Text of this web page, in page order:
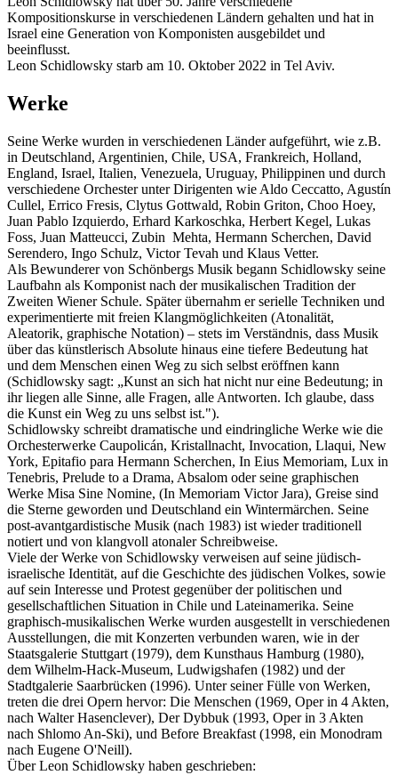
Kompositionskurse in verschiedenen Ländern gehalten und hat in
Israel eine Generation von Komponisten ausgebildet und
beeinflusst.
Leon Schidlowsky starb am 10. Oktober 2022 in Tel Aviv.
Werke
Seine Werke wurden in verschiedenen Länder aufgeführt, wie z.B.
in Deutschland, Argentinien, Chile, USA, Frankreich, Holland,
England, Israel, Italien, Venezuela, Uruguay, Philippinen und durch
verschiedene Orchester unter Dirigenten wie Aldo Ceccatto, Agustín
Cullel, Errico Fresis, Clytus Gottwald, Robin Griton, Choo Hoey,
Juan Pablo Izquierdo, Erhard Karkoschka, Herbert Kegel, Lukas
Foss, Juan Matteucci, Zubin Mehta, Hermann Scherchen, David
Serendero, Ingo Schulz, Victor Tevah und Klaus Vetter.
Als Bewunderer von Schönbergs Musik begann Schidlowsky seine
Laufbahn als Komponist nach der musikalischen Tradition der
Zweiten Wiener Schule. Später übernahm er serielle Techniken und
experimentierte mit freien Klangmöglichkeiten (Atonalität,
Aleatorik, graphische Notation) – stets im Verständnis, dass Musik
über das künstlerisch Absolute hinaus eine tiefere Bedeutung hat
und dem Menschen einen Weg zu sich selbst eröffnen kann
(Schidlowsky sagt: „Kunst an sich hat nicht nur eine Bedeutung; in
ihr liegen alle Sinne, alle Fragen, alle Antworten. Ich glaube, dass
die Kunst ein Weg zu uns selbst ist.").
Schidlowsky schreibt dramatische und eindringliche Werke wie die
Orchesterwerke Caupolicán, Kristallnacht, Invocation, Llaqui, New
York, Epitafio para Hermann Scherchen, In Eius Memoriam, Lux in
Tenebris, Prelude to a Drama, Absalom oder seine graphischen
Werke Misa Sine Nomine, (In Memoriam Victor Jara), Greise sind
die Sterne geworden und Deutschland ein Wintermärchen. Seine
post-avantgardistische Musik (nach 1983) ist wieder traditionell
notiert und von klangvoll atonaler Schreibweise.
Viele der Werke von Schidlowsky verweisen auf seine jüdisch-
israelische Identität, auf die Geschichte des jüdischen Volkes, sowie
auf sein Interesse und Protest gegenüber der politischen und
gesellschaftlichen Situation in Chile und Lateinamerika. Seine
graphisch-musikalischen Werke wurden ausgestellt in verschiedenen
Ausstellungen, die mit Konzerten verbunden waren, wie in der
Staatsgalerie Stuttgart (1979), dem Kunsthaus Hamburg (1980),
dem Wilhelm-Hack-Museum, Ludwigshafen (1982) und der
Stadtgalerie Saarbrücken (1996). Unter seiner Fülle von Werken,
treten die drei Opern hervor: Die Menschen (1969, Oper in 4 Akten,
nach Walter Hasenclever), Der Dybbuk (1993, Oper in 3 Akten
nach Shlomo An-Ski), und Before Breakfast (1998, ein Monodram
nach Eugene O'Neill).
Über Leon Schidlowsky haben geschrieben: